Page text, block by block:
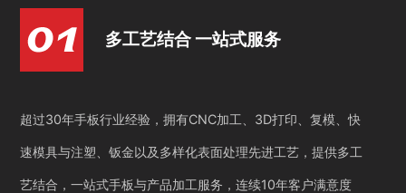
多工艺结合 一站式服务
超过30年手板行业经验，拥有CNC加工、3D打印、复模、快
速模具与注塑、钣金以及多样化表面处理先进工艺，提供多工
艺结合，一站式手板与产品加工服务，连续10年客户满意度